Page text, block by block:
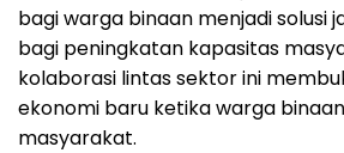
bagi warga binaan menjadi solusi
bagi peningkatan kapasitas
kolaborasi lintas sektor ini
ekonomi baru ketika warga
masyarakat.